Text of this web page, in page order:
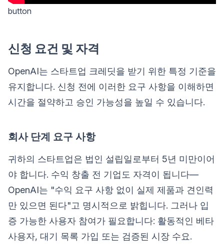
button
신청 요건 및 자격
OpenAI는 스타트업 크레딧을 받기 위한 특정 기준을
유지합니다. 신청 전에 이러한 요구 사항을 이해하면
시간을 절약하고 승인 가능성을 높일 수 있습니다.
회사 단계 요구 사항
귀하의 스타트업은 법인 설립일로부터 5년 미만이어
야 합니다. 수익 창출 전 기업도 자격이 됩니다—
OpenAI는 "수익 요구 사항 없이 실제 제품과 견인력
만 있으면 된다"고 명시적으로 밝힙니다. 그러나 입
증 가능한 사용자 참여가 필요합니다: 활동적인 베타
사용자, 대기 목록 가입 또는 검증된 시장 수요.